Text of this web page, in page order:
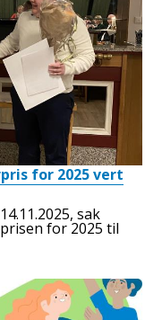
for 2025 vert
sak
for 2025 til